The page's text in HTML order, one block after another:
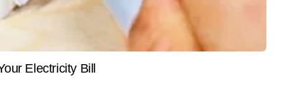
एजुकेशन डेस्क पर बतौर कॉपी एडिटर कार्यरत हैं और पिछले 5 वर्षों से मीडिया में
पूरा करने के बाद उन्होंने न्यूज रूम में तेजी, सटीकता और गहराई के साथ काम
है। वर्षा की विशेषज्ञता हाइपर-लोकल खबरों, इवेंट कवरेज और स्टेट पॉलिटिक्स से
8,000 से अधिक खबरें लिख चुकी हैं, जिनमें कई अहम लोकल रिपोर्ट्स, एजुकेशन